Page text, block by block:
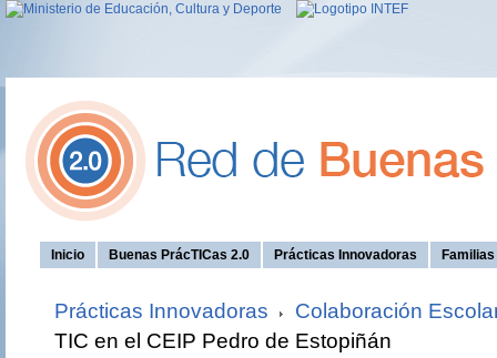
Inicio Buenas PrácTICas 2.0 Prácticas Innovadoras
Prácticas Innovadoras
Colaboración
TIC en el CEIP Pedro de Estopiñán